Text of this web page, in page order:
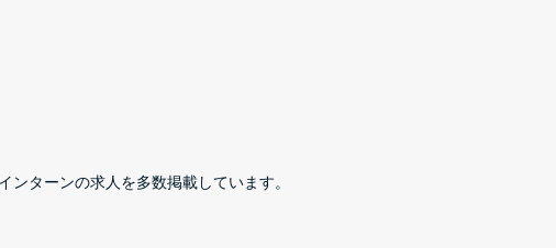
ターンの求人を多数掲載しています。